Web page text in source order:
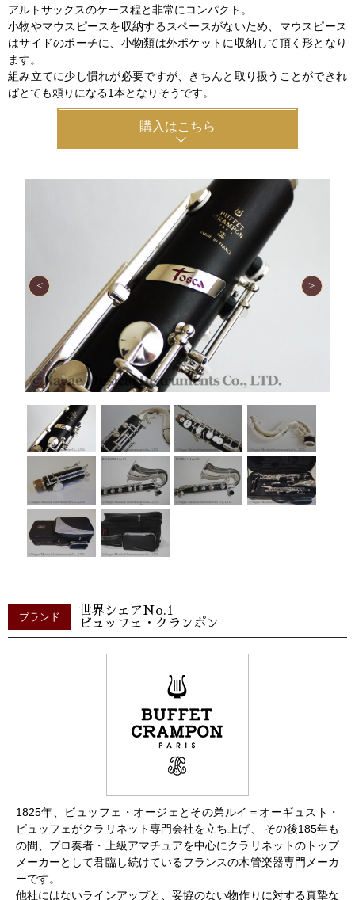
アルトサックスのケース程と非常にコンパクト。
小物やマウスピースを収納するスペースがないため、マウスピース
はサイドのポーチに、小物類は外ポケットに収納して頂く形となり
ます。
組み立てに少し慣れが必要ですが、きちんと取り扱うことができれ
ばとても頼りになる1本となりそうです。
購入はこちら
ブランド
世界シェアNo.1
ビュッフェ・クランポン
1825年、ビュッフェ・オージェとその弟ルイ＝オーギュスト・
ビュッフェがクラリネット専門会社を立ち上げ、 その後185年も
の間、プロ奏者・上級アマチュアを中心にクラリネットのトップ
メーカーとして君臨し続けているフランスの木管楽器専門メーカ
ーです。
他社にはないラインアップと、妥協のない物作りに対する真摯な